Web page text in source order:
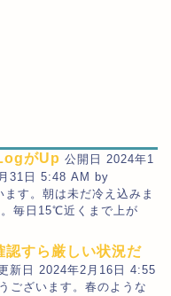
がUp 公開日 2024年1
31日 5:48 AM by
す。朝は未だ冷え込みま
毎日15℃近くまで上が
すら厳しい状況だ
日 2024年2月16日 4:55
ございます。春のような